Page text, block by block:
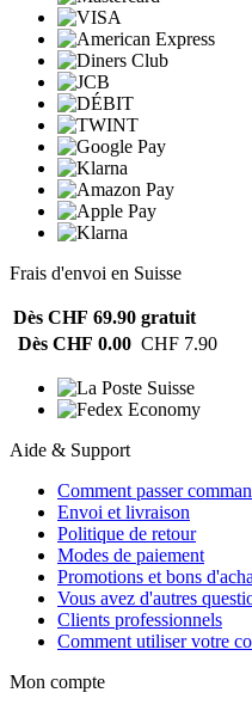
Frais d'envoi en Suisse
Dès CHF 69.90 gratuit
Dès CHF 0.00 CHF 7.90
Aide & Support
Comment passer
Envoi et livraison
Politique de retour
Modes de paiement
Promotions et bons
Vous avez d'autres
Clients professionnels
Comment utiliser votre
Mon compte